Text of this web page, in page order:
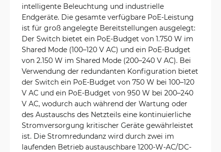
intelligente Beleuchtung und industrielle
Endgeräte. Die gesamte verfügbare PoE-Leistung
ist für groß angelegte Bereitstellungen ausgelegt:
Der Switch bietet ein PoE-Budget von 1.750 W im
Shared Mode (100–120 V AC) und ein PoE-Budget
von 2.150 W im Shared Mode (200–240 V AC). Bei
Verwendung der redundanten Konfiguration bietet
der Switch ein PoE-Budget von 750 W bei 100–120
V AC und ein PoE-Budget von 950 W bei 200–240
V AC, wodurch auch während der Wartung oder
des Austauschs des Netzteils eine kontinuierliche
Stromversorgung kritischer Geräte gewährleistet
ist. Die Stromredundanz wird durch zwei im
laufenden Betrieb austauschbare 1200-W-AC/DC-